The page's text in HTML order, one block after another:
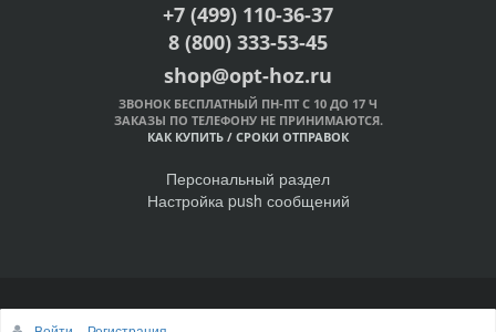
+7 (499) 110-36-37
8 (800) 333-53-45
shop@opt-hoz.ru
ЗВОНОК БЕСПЛАТНЫЙ ПН-ПТ С 10 ДО 17 Ч
ЗАКАЗЫ ПО ТЕЛЕФОНУ НЕ ПРИНИМАЮТСЯ.
КАК КУПИТЬ / СРОКИ ОТПРАВОК
Персональный раздел
Настройка push сообщений
© Интернет-магазин ОПТ-ХОЗ, 2011-2026